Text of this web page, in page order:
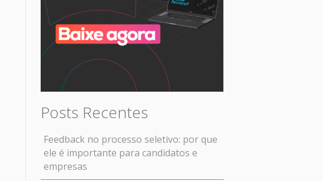
Posts Recentes
Feedback no processo seletivo: por que
ele é importante para candidatos e
empresas